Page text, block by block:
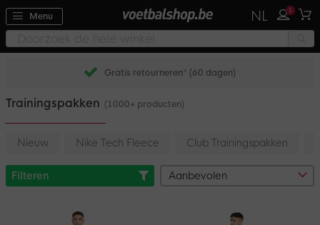
Menu NL 1
Achteraf betalen met Klarna
Trainingspakken (1000+ producten)
Nieuw Nike Tech Fleece Club Trainingspakken
Filteren